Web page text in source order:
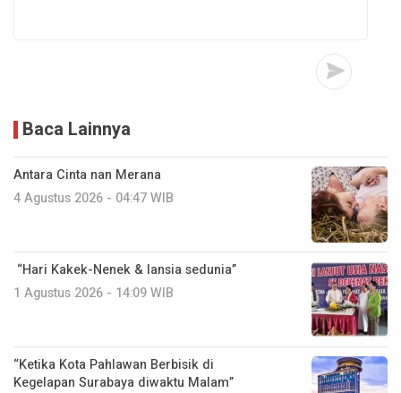
Baca Lainnya
Antara Cinta nan Merana
4 Agustus 2026 - 04:47 WIB
“Hari Kakek-Nenek & lansia sedunia”
1 Agustus 2026 - 14:09 WIB
“Ketika Kota Pahlawan Berbisik di
Kegelapan Surabaya diwaktu Malam”